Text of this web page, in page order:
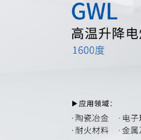
燃料电池专用炉
热加工技术（空气）
先进材料、增材制
实验室、电池材料